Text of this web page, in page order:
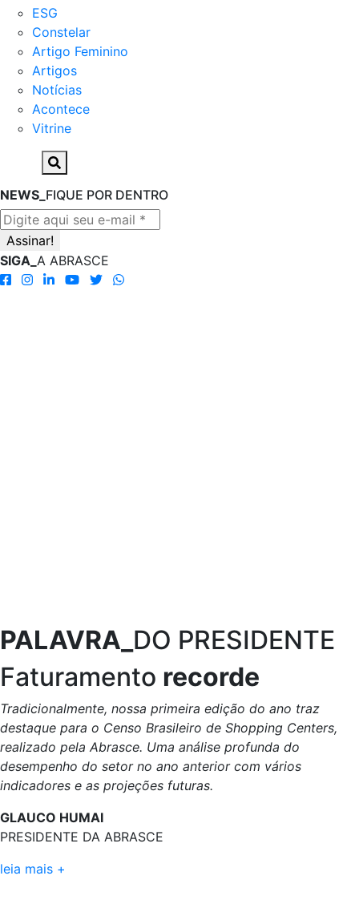
ESG
Constelar
Artigo Feminino
Artigos
Notícias
Acontece
Vitrine
NEWS_ FIQUE POR DENTRO
SIGA_ A ABRASCE
PALAVRA_ DO PRESIDENTE
Faturamento recorde
Tradicionalmente, nossa primeira edição do ano traz
destaque para o Censo Brasileiro de Shopping Centers,
realizado pela Abrasce. Uma análise profunda do
desempenho do setor no ano anterior com vários
indicadores e as projeções futuras.
GLAUCO HUMAI
PRESIDENTE DA ABRASCE
leia mais +